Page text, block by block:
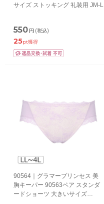
サイズ ストッキング 礼装用 JM-L
550円 (税込)
25pt獲得
90564｜グラマープリンセス 美
胸キーパー 90563ペア スタンダ
ードショーツ 大きいサイズ